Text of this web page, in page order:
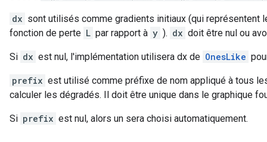
dx sont utilisés comme gradients initiaux (qui
fonction de perte L par rapport à y ). dx doit être nul ou
Si dx est nul, l'implémentation utilisera dx de OnesLike
prefix est utilisé comme préfixe de nom appliqué à tous
calculer les dégradés. Il doit être unique dans le graphique
Si prefix est nul, alors un sera choisi automatiquement.